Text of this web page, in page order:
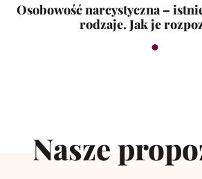
Osobowość narcystyczna –
rodzaje. Jak je
Nasze